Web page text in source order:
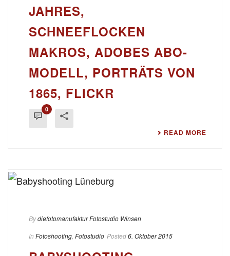
JAHRES,
SCHNEEFLOCKEN
MAKROS, ADOBES ABO-
MODELL, PORTRÄTS VON
1865, FLICKR
0
READ MORE
Bydiefotomanufaktur Fotostudio Winsen
In Fotoshooting Fotostudio Posted6. Oktober 2015